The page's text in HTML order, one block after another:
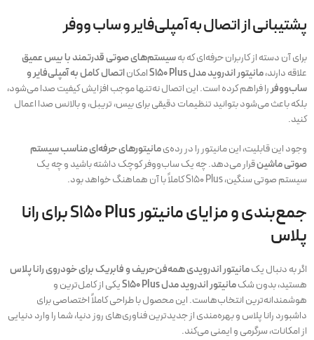
پشتیبانی از اتصال به آمپلی‌فایر و ساب ووفر
برای آن دسته از کاربران حرفه‌ای که بهسیستم‌های صوتی قدرتمند با بیس عمیق
علاقه دارند،مانیتور اندروید مدل S150 Plus امکاناتصال کامل به آمپلی‌فایر و
ساب‌ووفررا فراهم کرده است. این اتصال نه‌تنها موجب افزایش کیفیت صدا می‌شود،
بلکه باعث می‌شود بتوانید تنظیمات دقیقی برای بیس، تریبل، و بالانس صدا اعمال
کنید.
وجود این قابلیت، این مانیتور را در رده‌یمانیتورهای حرفه‌ای مناسب سیستم
صوتی ماشینقرار می‌دهد. چه یک ساب‌ووفر کوچک داشته باشید و چه یک
سیستم صوتی سنگین، S150 Plus کاملاً با آن هماهنگ خواهد بود.
جمع‌بندی و مزایای مانیتور S150 Plus برای رانا
پلاس
اگر به دنبال یکمانیتور اندرویدی همه‌فن‌حریف و فابریک برای خودروی رانا پلاس
هستید، بدون شکمانیتور اندروید مدل S150 Plus
یکی از کامل‌ترین و
هوشمندانه‌ترین انتخاب‌هاست. این محصول با طراحی کاملاً اختصاصی برای
داشبورد رانا پلاس و بهره‌مندی از جدیدترین فناوری‌های روز دنیا، شما را وارد دنیایی
از امکانات، سرگرمی و ایمنی می‌کند.